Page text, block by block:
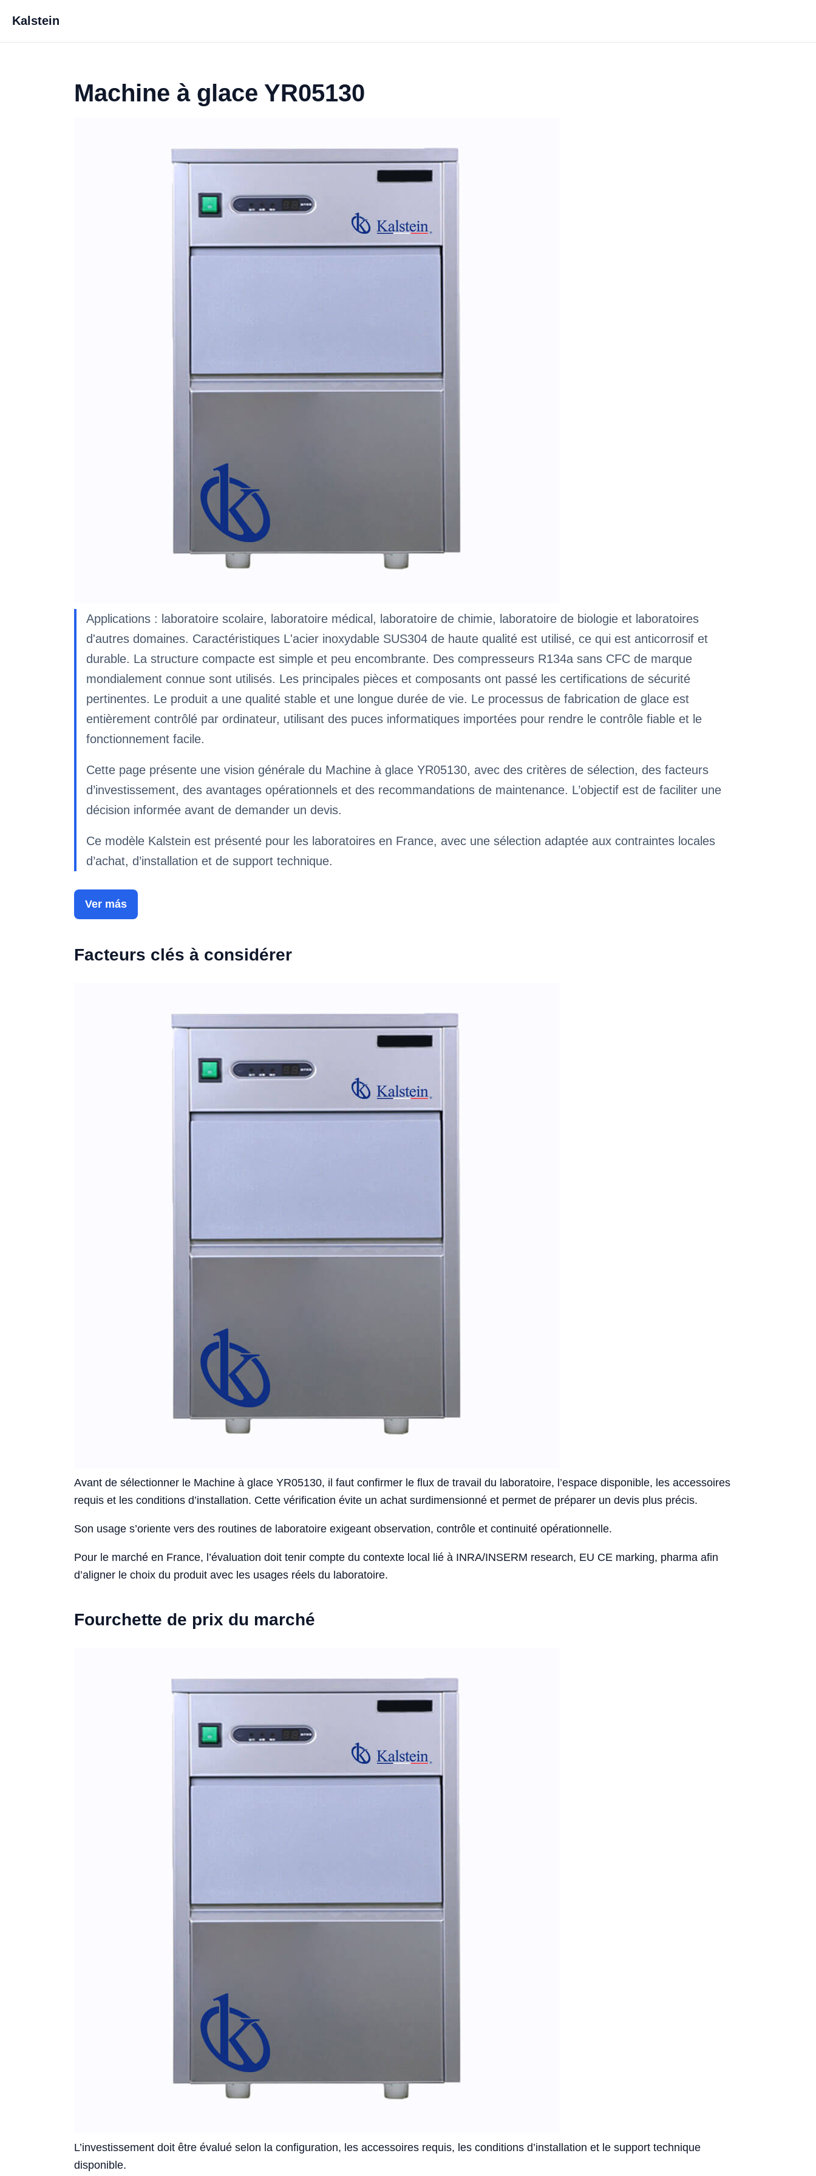
Kalstein
Machine à glace YR05130
Applications : laboratoire scolaire, laboratoire médical, laboratoire de chimie, laboratoire de biologie et laboratoires
d'autres domaines. Caractéristiques L'acier inoxydable SUS304 de haute qualité est utilisé, ce qui est anticorrosif et
durable. La structure compacte est simple et peu encombrante. Des compresseurs R134a sans CFC de marque
mondialement connue sont utilisés. Les principales pièces et composants ont passé les certifications de sécurité
pertinentes. Le produit a une qualité stable et une longue durée de vie. Le processus de fabrication de glace est
entièrement contrôlé par ordinateur, utilisant des puces informatiques importées pour rendre le contrôle fiable et le
fonctionnement facile.
Cette page présente une vision générale du Machine à glace YR05130, avec des critères de sélection, des facteurs
d’investissement, des avantages opérationnels et des recommandations de maintenance. L’objectif est de faciliter une
décision informée avant de demander un devis.
Ce modèle Kalstein est présenté pour les laboratoires en France, avec une sélection adaptée aux contraintes locales
d’achat, d’installation et de support technique.
Ver más
Facteurs clés à considérer
Avant de sélectionner le Machine à glace YR05130, il faut confirmer le flux de travail du laboratoire, l’espace disponible, les accessoires
requis et les conditions d’installation. Cette vérification évite un achat surdimensionné et permet de préparer un devis plus précis.
Son usage s’oriente vers des routines de laboratoire exigeant observation, contrôle et continuité opérationnelle.
Pour le marché en France, l’évaluation doit tenir compte du contexte local lié à INRA/INSERM research, EU CE marking, pharma afin
d’aligner le choix du produit avec les usages réels du laboratoire.
Fourchette de prix du marché
L’investissement doit être évalué selon la configuration, les accessoires requis, les conditions d’installation et le support technique
disponible.